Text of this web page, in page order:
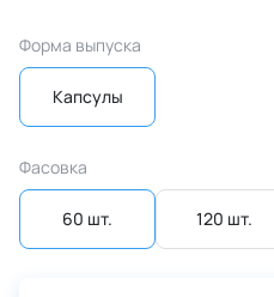
Форма выпуска
Капсулы
Фасовка
60 шт. 120 шт.